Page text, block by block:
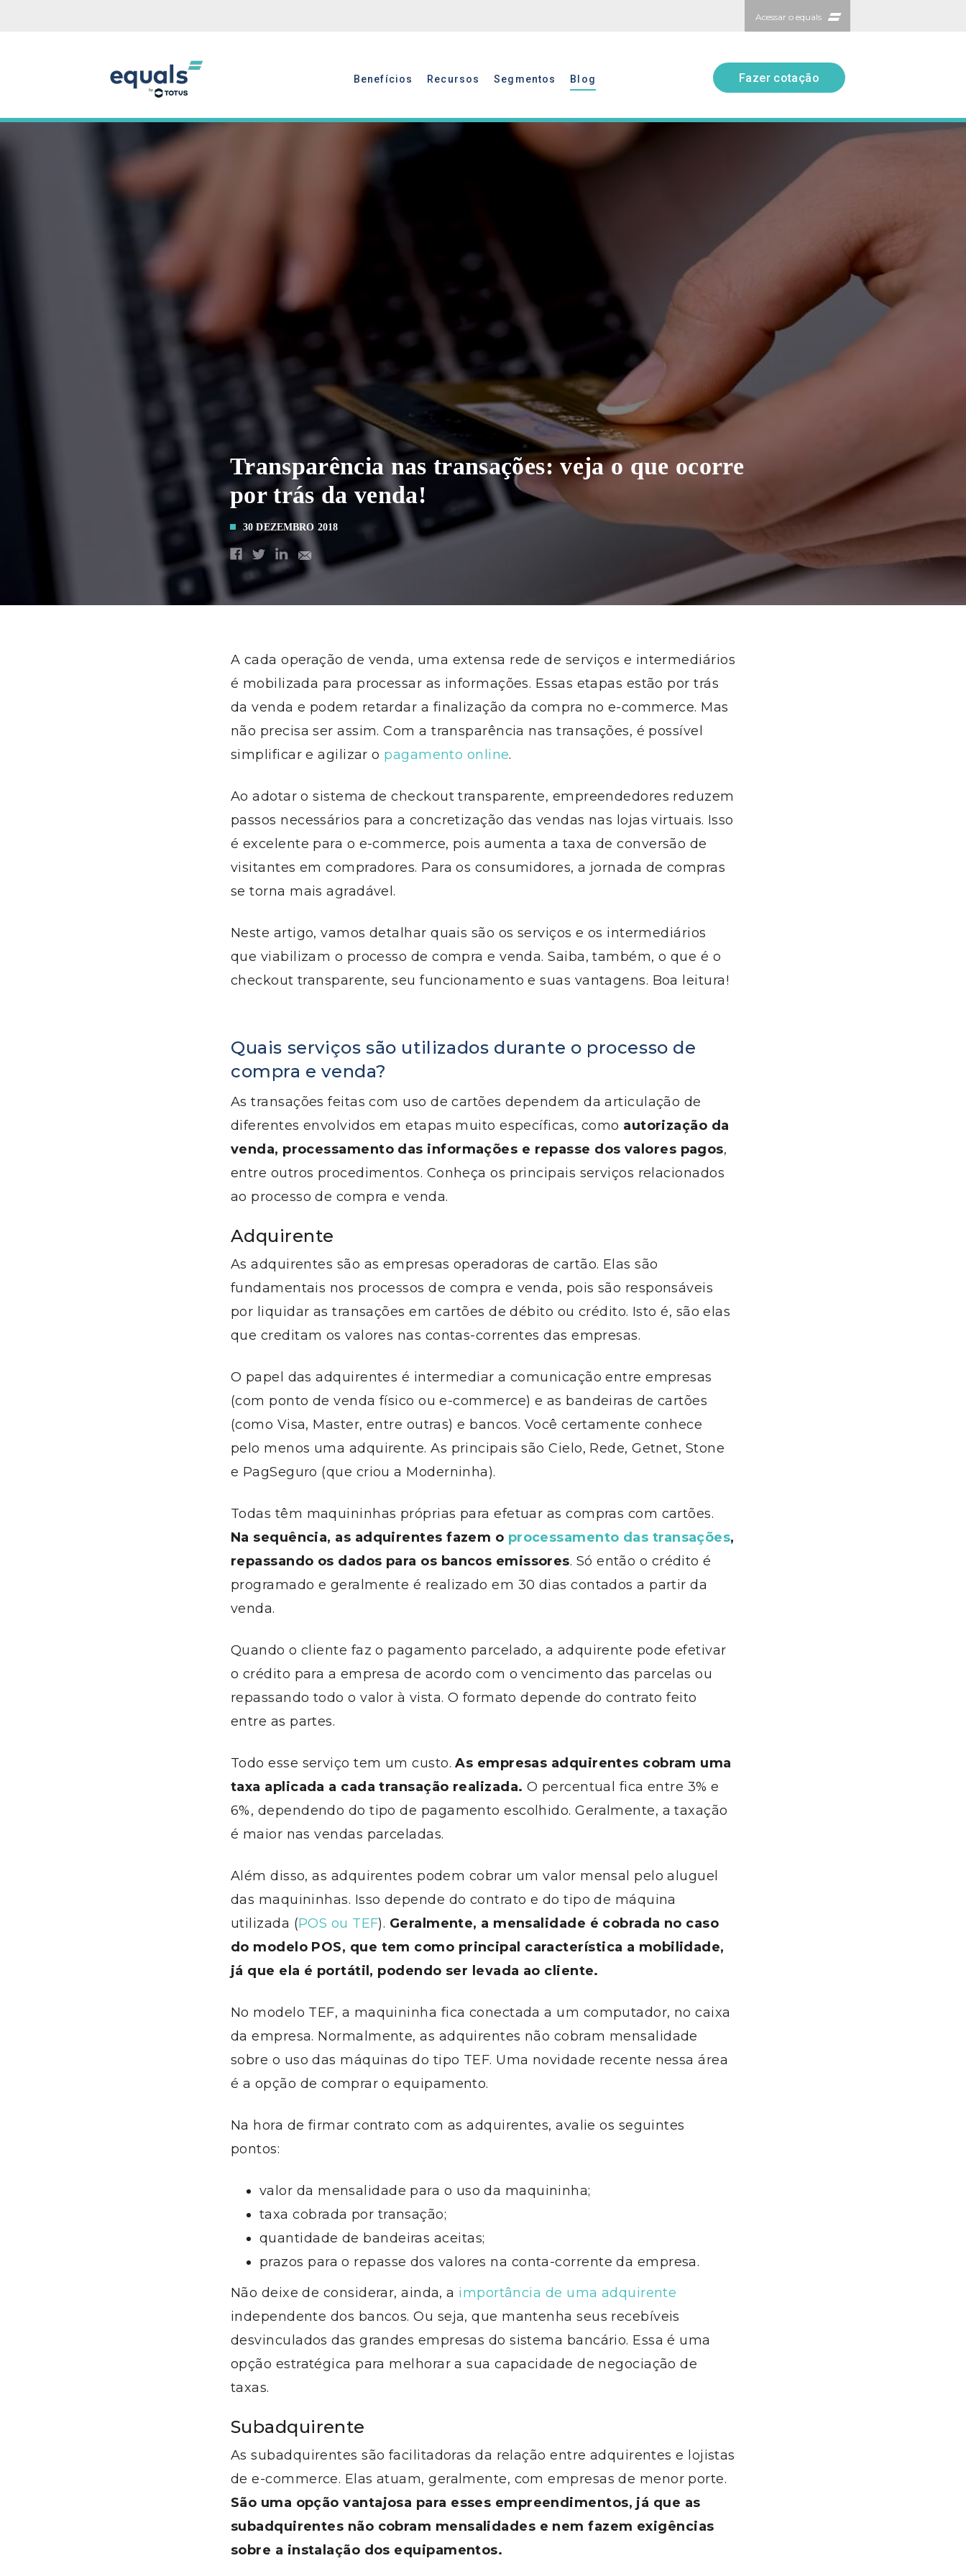
Acessar o equals
Fazer cotação
Benefícios Recursos Segmentos Blog
Fazer cotação
Transparência nas transações: veja o que ocorre
por trás da venda!
30 DEZEMBRO 2018
A cada operação de venda, uma extensa rede de serviços e intermediários
é mobilizada para processar as informações. Essas etapas estão por trás
da venda e podem retardar a finalização da compra no e-commerce. Mas
não precisa ser assim. Com a transparência nas transações, é possível
simplificar e agilizar o pagamento online.
Ao adotar o sistema de checkout transparente, empreendedores reduzem
passos necessários para a concretização das vendas nas lojas virtuais. Isso
é excelente para o e-commerce, pois aumenta a taxa de conversão de
visitantes em compradores. Para os consumidores, a jornada de compras
se torna mais agradável.
Neste artigo, vamos detalhar quais são os serviços e os intermediários
que viabilizam o processo de compra e venda. Saiba, também, o que é o
checkout transparente, seu funcionamento e suas vantagens. Boa leitura!
Quais serviços são utilizados durante o processo de
compra e venda?
As transações feitas com uso de cartões dependem da articulação de
diferentes envolvidos em etapas muito específicas, como autorização da
venda, processamento das informações e repasse dos valores pagos,
entre outros procedimentos. Conheça os principais serviços relacionados
ao processo de compra e venda.
Adquirente
As adquirentes são as empresas operadoras de cartão. Elas são
fundamentais nos processos de compra e venda, pois são responsáveis
por liquidar as transações em cartões de débito ou crédito. Isto é, são elas
que creditam os valores nas contas-correntes das empresas.
O papel das adquirentes é intermediar a comunicação entre empresas
(com ponto de venda físico ou e-commerce) e as bandeiras de cartões
(como Visa, Master, entre outras) e bancos. Você certamente conhece
pelo menos uma adquirente. As principais são Cielo, Rede, Getnet, Stone
e PagSeguro (que criou a Moderninha).
Todas têm maquininhas próprias para efetuar as compras com cartões.
Na sequência, as adquirentes fazem o processamento das transações,
repassando os dados para os bancos emissores. Só então o crédito é
programado e geralmente é realizado em 30 dias contados a partir da
venda.
Quando o cliente faz o pagamento parcelado, a adquirente pode efetivar
o crédito para a empresa de acordo com o vencimento das parcelas ou
repassando todo o valor à vista. O formato depende do contrato feito
entre as partes.
Todo esse serviço tem um custo.As empresas adquirentes cobram uma
taxa aplicada a cada transação realizada. O percentual fica entre 3% e
6%, dependendo do tipo de pagamento escolhido. Geralmente, a taxação
é maior nas vendas parceladas.
Além disso, as adquirentes podem cobrar um valor mensal pelo aluguel
das maquininhas. Isso depende do contrato e do tipo de máquina
utilizada (POS ou TEF). Geralmente, a mensalidade é cobrada no caso
do modelo POS, que tem como principal característica a mobilidade,
já que ela é portátil, podendo ser levada ao cliente.
No modelo TEF, a maquininha fica conectada a um computador, no caixa
da empresa. Normalmente, as adquirentes não cobram mensalidade
sobre o uso das máquinas do tipo TEF. Uma novidade recente nessa área
é a opção de comprar o equipamento.
Na hora de firmar contrato com as adquirentes, avalie os seguintes
pontos:
valor da mensalidade para o uso da maquininha;
taxa cobrada por transação;
quantidade de bandeiras aceitas;
prazos para o repasse dos valores na conta-corrente da empresa.
Não deixe de considerar, ainda, a importância de uma adquirente
independente dos bancos. Ou seja, que mantenha seus recebíveis
desvinculados das grandes empresas do sistema bancário. Essa é uma
opção estratégica para melhorar a sua capacidade de negociação de
taxas.
Subadquirente
As subadquirentes são facilitadoras da relação entre adquirentes e lojistas
de e-commerce. Elas atuam, geralmente, com empresas de menor porte.
São uma opção vantajosa para esses empreendimentos, já que as
subadquirentes não cobram mensalidades e nem fazem exigências
sobre a instalação dos equipamentos.